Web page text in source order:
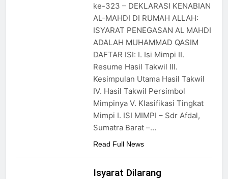
ke-323 – DEKLARASI KENABIAN
AL-MAHDI DI RUMAH ALLAH:
ISYARAT PENEGASAN AL MAHDI
ADALAH MUHAMMAD QASIM
DAFTAR ISI: I. Isi Mimpi II.
Resume Hasil Takwil III.
Kesimpulan Utama Hasil Takwil
IV. Hasil Takwil Persimbol
Mimpinya V. Klasifikasi Tingkat
Mimpi I. ISI MIMPI – Sdr Afdal,
Sumatra Barat –…
Read Full News
Isyarat Dilarang